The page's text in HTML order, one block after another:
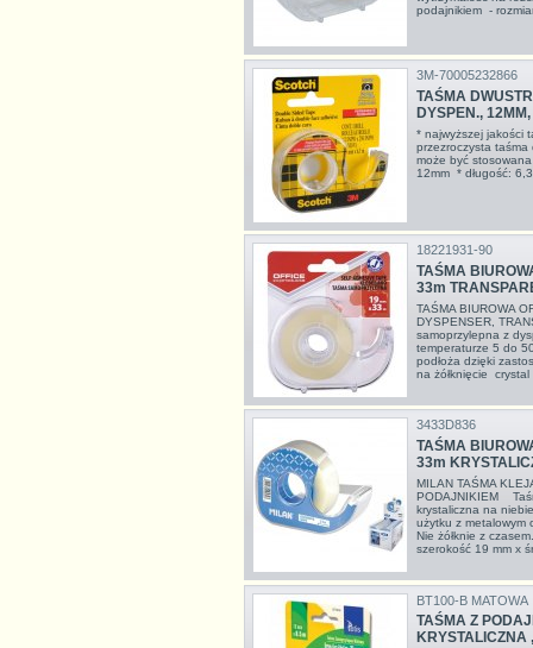
podajnikiem -
3M-70005232866
TAŚMA
DYSPEN.,
* najwyższej jakości
przezroczysta taśma
może być
12mm * długość:
18221931-90
TAŚMA
33m
TAŚMA BIUROWA
DYSPENSER,
samoprzylepna z
temperaturze 5 do
podłoża dzięki
na żółknięcie
3433D836
TAŚMA
33m
MILAN TAŚMA
PODAJNIKIEM
krystaliczna na
użytku z
Nie żółknie z
szerokość 19 mm x
BT100-B MATOWA
TAŚMA Z
KRYSTALICZNA